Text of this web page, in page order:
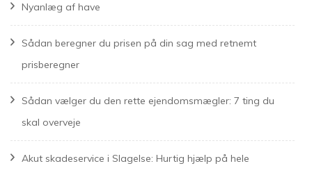
Nyanlæg af have
Sådan beregner du prisen på din sag med retnemt
prisberegner
Sådan vælger du den rette ejendomsmægler: 7 ting du
skal overveje
Akut skadeservice i Slagelse: Hurtig hjælp på hele